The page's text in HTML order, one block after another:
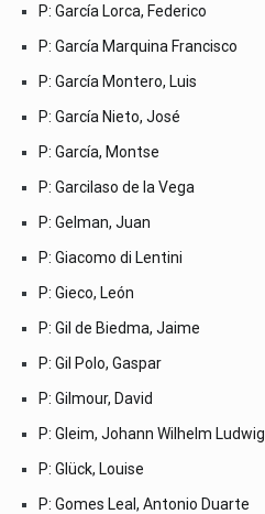
P: García Lorca, Federico
P: García Marquina Francisco
P: García Montero, Luis
P: García Nieto, José
P: García, Montse
P: Garcilaso de la Vega
P: Gelman, Juan
P: Giacomo di Lentini
P: Gieco, León
P: Gil de Biedma, Jaime
P: Gil Polo, Gaspar
P: Gilmour, David
P: Gleim, Johann Wilhelm Ludwig
P: Glück, Louise
P: Gomes Leal, Antonio Duarte